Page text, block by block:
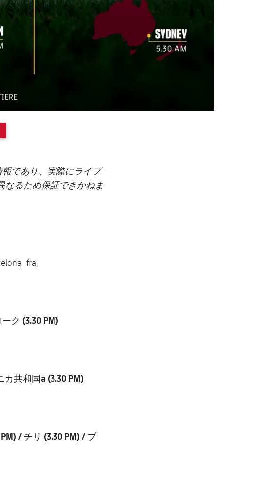
であり、実際にライブ
なるため保証できかねま
ク (3.30 PM)
共和国a (3.30 PM)
/ チリ (3.30 PM) / ブ